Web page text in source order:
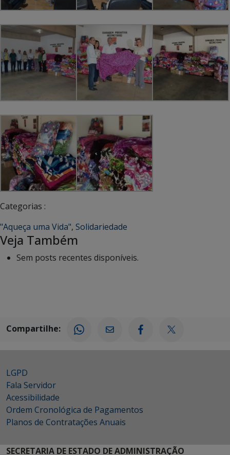
Categorias :
"Aqueça uma Vida", Solidariedade
Veja Também
Sem posts recentes disponíveis.
Compartilhe:
LGPD
Fala Servidor
Acessibilidade
Ordem Cronológica de Pagamentos
Planos de Contratações Anuais
SECRETARIA DE ESTADO DE ADMINISTRAÇÃO